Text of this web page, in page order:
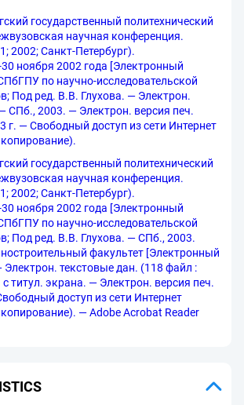
государственный политехнический
научная конференция.
2002; Санкт-Петербург).
ноября 2002 года [Электронный
по научно-исследовательской
Под ред. В.В. Глухова. — Электрон.
СПб., 2003. — Электрон. версия печ.
г. — Свободный доступ из сети Интернет
копирование).
государственный политехнический
научная конференция.
2002; Санкт-Петербург).
ноября 2002 года [Электронный
по научно-исследовательской
Под ред. В.В. Глухова. — СПб., 2003.
факультет [Электронный
текстовые дан. (118 файл :
титул. экрана. — Электрон. версия печ.
доступ из сети Интернет
копирование). — Adobe Acrobat Reader